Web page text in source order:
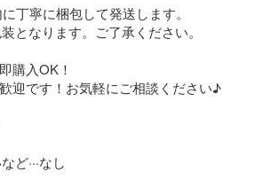
丁寧に梱包して発送します。
となります。ご了承ください。
購入OK！
迎です！お気軽にご相談ください♪
ど···なし